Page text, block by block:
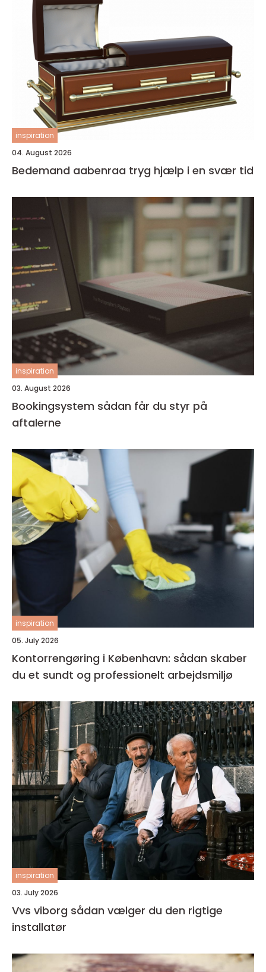
inspiration
04. August 2026
Bedemand aabenraa tryg hjælp i en svær tid
inspiration
03. August 2026
Bookingsystem sådan får du styr på
aftalerne
inspiration
05. July 2026
Kontorrengøring i København: sådan skaber
du et sundt og professionelt arbejdsmiljø
inspiration
03. July 2026
Vvs viborg sådan vælger du den rigtige
installatør